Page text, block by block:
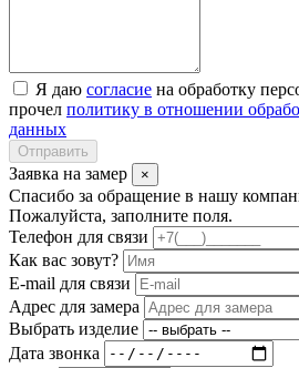
Я даю согласие на обработку
прочел политику в отношении
данных
Отправить
Заявка на замер ×
Спасибо за обращение в нашу
Пожалуйста, заполните поля.
Телефон для связи
Как вас зовут?
E-mail для связи
Адрес для замера
Выбрать изделие
Дата звонка